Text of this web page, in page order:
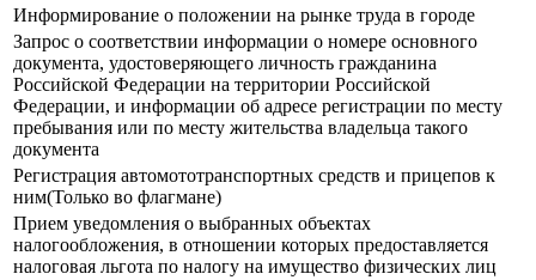
Информирование о положении на рынке труда в городе
Запрос о соответствии информации о номере основного
документа, удостоверяющего личность гражданина
Российской Федерации на территории Российской
Федерации, и информации об адресе регистрации по месту
пребывания или по месту жительства владельца такого
документа
Регистрация автомототранспортных средств и прицепов к
ним(Только во флагмане)
Прием уведомления о выбранных объектах
налогообложения, в отношении которых предоставляется
налоговая льгота по налогу на имущество физических лиц